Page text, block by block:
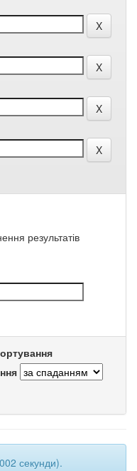
результатів
секунди).